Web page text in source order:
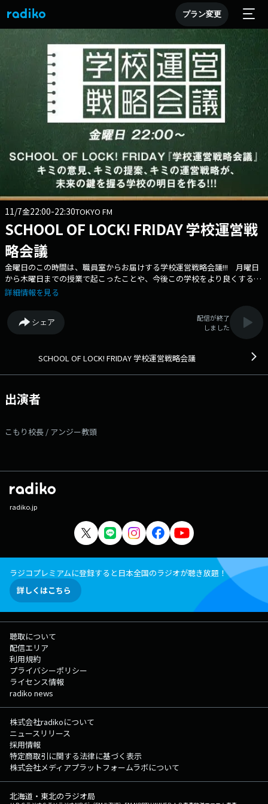
プラン変更
11/7金22:00-22:30TOKYO FM
SCHOOL OF LOCK! FRIDAY 学校運営戦
略会議
金曜日のこの時間は、職員室からお届けする学校運営戦略会議!!! 月曜日
から木曜日までの授業で起こったことや、今後この学校をより良くするた
めにはどうしたらいいのかなど、様々なことを話し合う会議です。 と言
生徒のみんなも気軽に聴いて欲しいし、この学校に対する意見や提案など
も気軽に［学校運営戦略会議掲示板］に書き込んでくれ!!! ★番組WEB
サイトはコチラ! ---番組へのメッセージはコチラから！--- ◇学校運
ルを送る ◇FAX：03-3221-1800 ▽22:07〜 【 応援部 宣言メイト!
てほしい受験にまつわる悩みや不安を 受験や志望校に向けた決意の言葉
「宣言」とともに送ってください！ 番組Webサイト：
https://www.tfm.co.jp/lock/mail/ FAX：03-3221-1800 Xハッシュタグ
は「#スクールオブロック」 Xアカウントは「@sol_info」
詳細情報を見る
シェア
配信が終了
しました
SCHOOL OF LOCK! FRIDAY 学校運営戦略会議
出演者
こもり校長 / アンジー教頭
radiko.jp
ラジコプレミアムに登録すると日本全国のラジオが聴き放題！
詳しくはこちら
聴取について
配信エリア
利用規約
プライバシーポリシー
ライセンス情報
radiko news
株式会社radikoについて
ニュースリリース
採用情報
特定商取引に関する法律に基づく表示
株式会社メディアプラットフォームラボについて
北海道・東北のラジオ局